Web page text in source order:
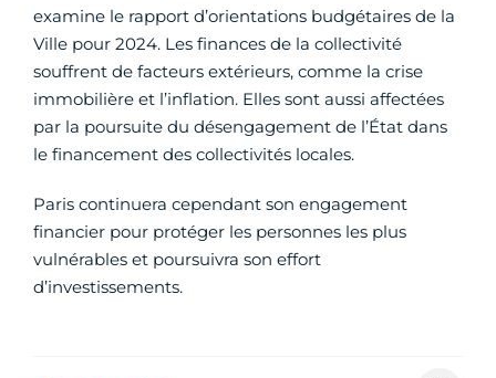
examine le rapport d’orientations budgétaires de la
Ville pour 2024. Les finances de la collectivité
souffrent de facteurs extérieurs, comme la crise
immobilière et l’inflation. Elles sont aussi affectées
par la poursuite du désengagement de l’État dans
le financement des collectivités locales.
Paris continuera cependant son engagement
financier pour protéger les personnes les plus
vulnérables et poursuivra son effort
d’investissements.